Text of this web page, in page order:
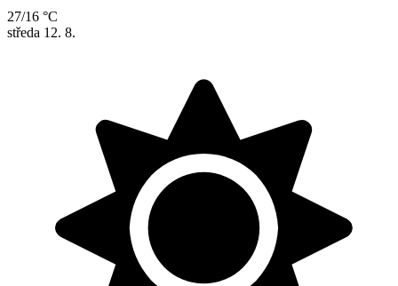
27/16 °C
středa 12. 8.